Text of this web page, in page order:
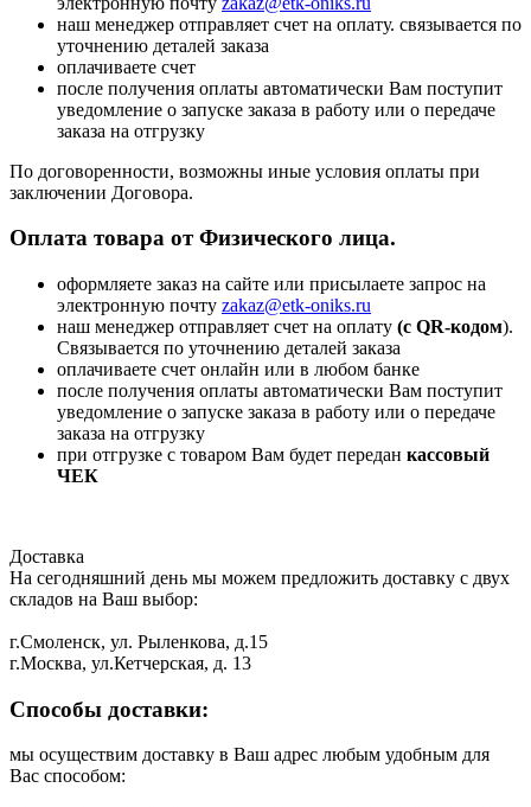
наш менеджер отправляет счет на оплату. связывается по
уточнению деталей заказа
оплачиваете счет
после получения оплаты автоматически Вам поступит
уведомление о запуске заказа в работу или о передаче
заказа на отгрузку
По договоренности, возможны иные условия оплаты при
заключении Договора.
Оплата товара от Физического лица.
оформляете заказ на сайте или присылаете запрос на
электронную почту zakaz@etk-oniks.ru
наш менеджер отправляет счет на оплату (с QR-кодом).
Связывается по уточнению деталей заказа
оплачиваете счет онлайн или в любом банке
после получения оплаты автоматически Вам поступит
уведомление о запуске заказа в работу или о передаче
заказа на отгрузку
при отгрузке с товаром Вам будет передан кассовый
ЧЕК
Доставка
На сегодняшний день мы можем предложить доставку с двух
складов на Ваш выбор:
г.Смоленск, ул. Рыленкова, д.15
г.Москва, ул.Кетчерская, д. 13
Способы доставки:
мы осуществим доставку в Ваш адрес любым удобным для
Вас способом: